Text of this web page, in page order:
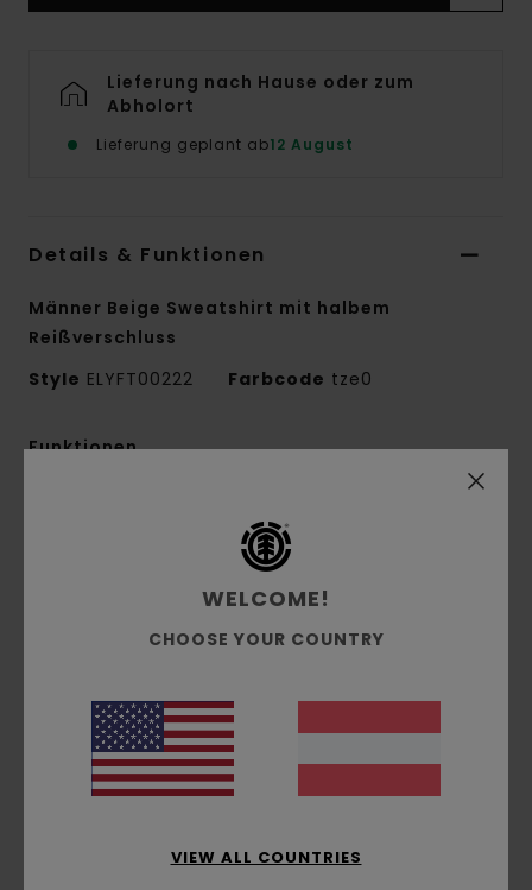
Lieferung nach Hause oder zum
Abholort
Lieferung geplant ab12 August
Details & Funktionen
Männer Beige Sweatshirt mit halbem
Reißverschluss
Style ELYFT00222 Farbcode tze0
Funktionen
Polyester mit bonded Fleece, 360 g/m²)
Regular Fit
Innen angeraut
1/4-Reißverschluss
Zusammensetzung[Hauptstoff] 100 % recyceltes
Polyester
Versand & Rückversand
WELCOME!
CHOOSE YOUR COUNTRY
VIEW ALL COUNTRIES